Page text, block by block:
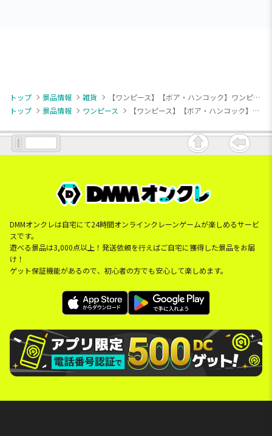
トップ 景品情報 雑貨
【ワンピース】【ボア・ハンコック】ワンピース ボア・ハンコック ルームライト-メロメロ甘風（メロメロメロウ）-
トップ
景品情報 ワンピース 【ワンピース】【ボア・ハンコック】ワンピース ボア・ハンコック ルームライト-メロメロ甘風（メロメロメロウ）-
DMMオンクレは自宅にて24時間オンラインクレーンゲームが楽しめるサービ
スです。
遊べる景品は3,000点以上！発送依頼を行えばご自宅に獲得した景品をお届
け！
ゲット保証機能があるので、初心者の方でも安心して楽しめます。